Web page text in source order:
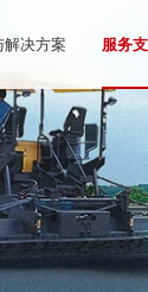
解决方案 服务